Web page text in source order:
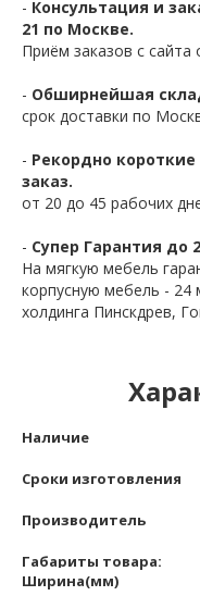
- Консультация и
21 по Москве.
Приём заказов с сайта
- Обширнейшая
срок доставки по
- Рекордно
заказ.
от 20 до 45 рабочих
- Супер Гарантия до
На мягкую мебель
корпусную мебель - 24
холдинга Пинскдрев,
Наличие
Сроки изготовления
Производитель
Габариты товара:
Ширина(мм)